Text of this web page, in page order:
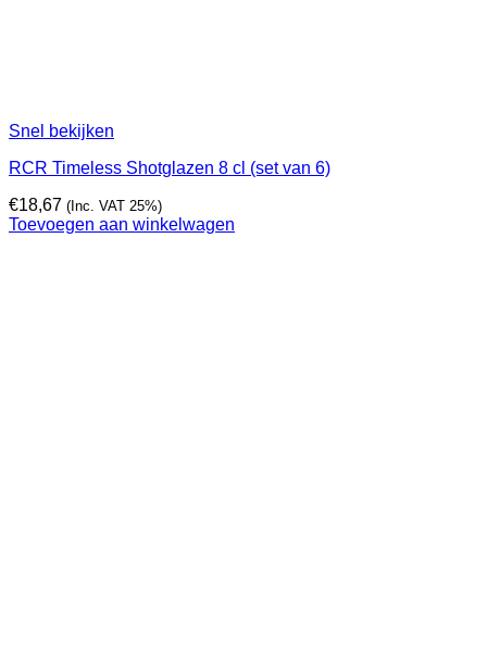
Snel bekijken
RCR Timeless Shotglazen 8 cl (set van 6)
€18,67 (Inc. VAT 25%)
Toevoegen aan winkelwagen